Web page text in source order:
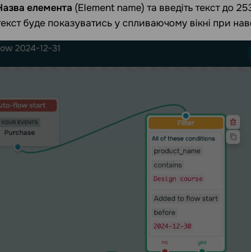
елемента (Element name) та введіть текст до
буде показуватись у спливаючому вікні при